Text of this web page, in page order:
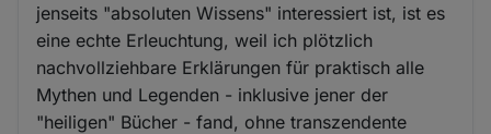
jenseits "absoluten Wissens" interessiert ist, ist es
eine echte Erleuchtung, weil ich plötzlich
nachvollziehbare Erklärungen für praktisch alle
Mythen und Legenden - inklusive jener der
"heiligen" Bücher - fand, ohne transzendente